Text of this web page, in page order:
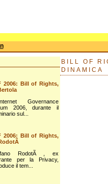
BILL OF
DINAMICA
2006: Bill of Rights,
Governance
2006, durante il
sul...
2006: Bill of Rights,
RodotÃ , ex
per la Privacy,
il tem...